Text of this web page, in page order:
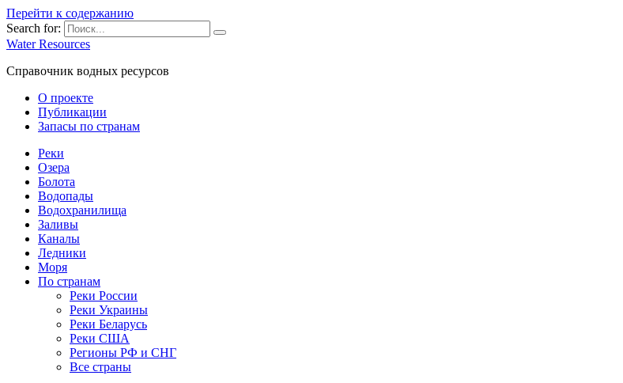
Перейти к содержанию
Search for:
Water Resources
Справочник водных ресурсов
О проекте
Публикации
Запасы по странам
Реки
Озера
Болота
Водопады
Водохранилища
Заливы
Каналы
Ледники
Моря
По странам
Реки России
Реки Украины
Реки Беларусь
Реки США
Регионы РФ и СНГ
Все страны